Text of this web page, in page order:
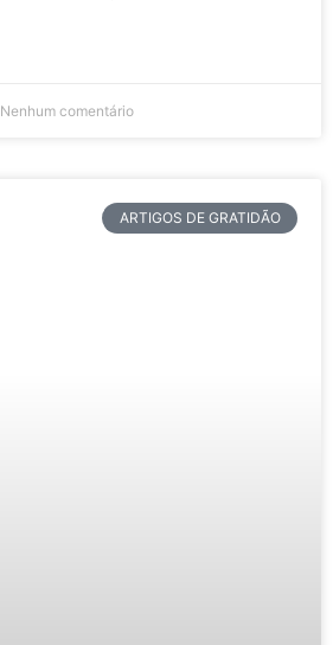
Nenhum comentário
ARTIGOS DE GRATIDÃO